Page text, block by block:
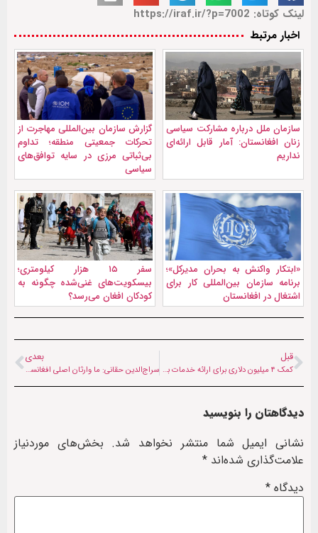
لینک کوتاه: https://iraf.ir/?p=7002
اخبار مرتبط
سازمان ملل درباره مشارکت سیاسی
زنان افغانستان: آمار قابل ارائه‌ای
نداریم
گزارش سازمان بین‌المللی مهاجرت از
تحرکات جمعیتی منطقه؛ تداوم
بی‌ثباتی مرزی در سایه توافق‌های
سیاسی
«ابتکار واکنش به بحران مدیرکل»؛
برنامه سازمان بین‌المللی کار برای
اشتغال در افغانستان
سفر ۱۵ هزار کیلومتری؛
بیسکویت‌های غنی‌شده چگونه به
کودکان افغان می‌رسد؟
قبل
کمک ۴ میلیون دلاری برای ارائه خدمات بهداشتی به پناهجویان بازگشته از پاکستان
بعدی
سراج‌الدین حقانی: ما وارثان اصلی افغانستان و حافظان آن هستیم
دیدگاهتان را بنویسید
نشانی ایمیل شما منتشر نخواهد شد. بخش‌های موردنیاز
علامت‌گذاری شده‌اند *
دیدگاه *